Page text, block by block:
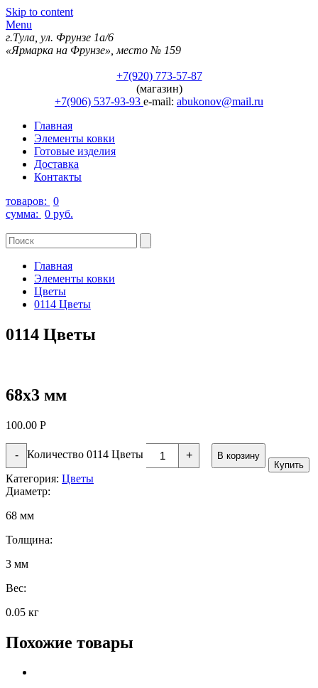
Skip to content
Menu
г.Тула, ул. Фрунзе 1а/6
«Ярмарка на Фрунзе», место № 159
+7(920) 773-57-87
(магазин)
+7(906) 537-93-93 e-mail: abukonov@mail.ru
Главная
Элементы ковки
Готовые изделия
Доставка
Контакты
товаров: 0
сумма: 0 руб.
Главная
Элементы ковки
Цветы
0114 Цветы
0114 Цветы
68х3 мм
100.00 Р
- Количество 0114 Цветы +
В корзину
Купить
Категория: Цветы
Диаметр:
68 мм
Толщина:
3 мм
Вес:
0.05 кг
Похожие товары